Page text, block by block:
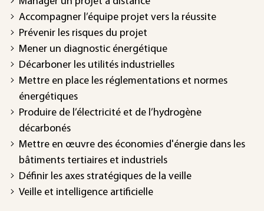
Accompagner l’équipe projet vers la réussite
Prévenir les risques du projet
Mener un diagnostic énergétique
Décarboner les utilités industrielles
Mettre en place les réglementations et normes
énergétiques
Produire de l’électricité et de l’hydrogène
décarbonés
Mettre en œuvre des économies d'énergie dans les
bâtiments tertiaires et industriels
Définir les axes stratégiques de la veille
Veille et intelligence artificielle